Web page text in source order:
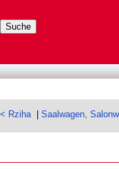
Rziha|Saalwagen,